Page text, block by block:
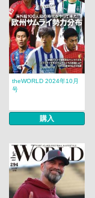
theWORLD 2024年10月
号
購入